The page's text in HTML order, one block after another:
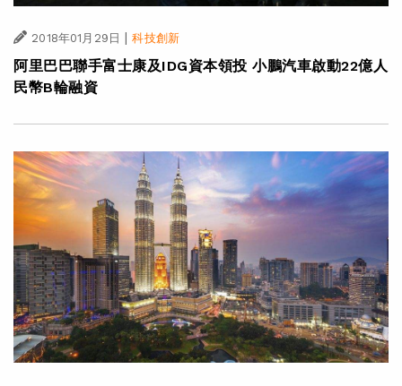
2018年01月29日 科技創新
阿里巴巴聯手富士康及IDG資本領投 小鵬汽車啟動22億人
民幣B輪融資